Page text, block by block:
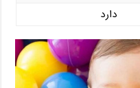
دارد